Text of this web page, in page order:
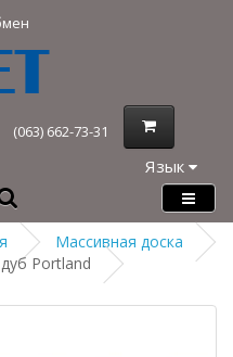
(063) 662-73-31
Язык
Массивная доска
Portland